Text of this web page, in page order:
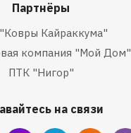
Партнёры
Кайраккума"
компания "Мой Дом"
ПТК "Нигор"
на связи